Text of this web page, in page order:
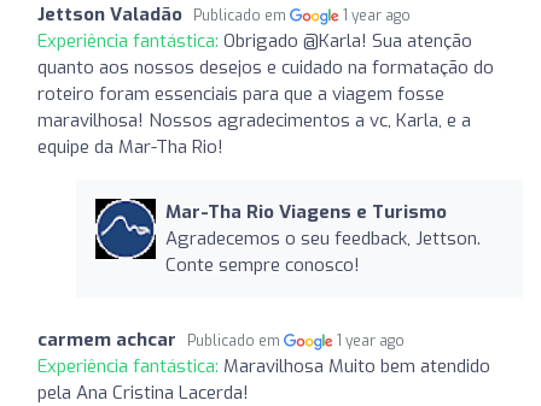
Jettson Valadão Publicado em 1 year ago
Experiência fantástica: Obrigado @Karla! Sua atenção
quanto aos nossos desejos e cuidado na formatação do
roteiro foram essenciais para que a viagem fosse
maravilhosa! Nossos agradecimentos a vc, Karla, e a
equipe da Mar-Tha Rio!
Mar-Tha Rio Viagens e Turismo
Agradecemos o seu feedback, Jettson.
Conte sempre conosco!
carmem achcar Publicado em 1 year ago
Experiência fantástica: Maravilhosa Muito bem atendido
pela Ana Cristina Lacerda!